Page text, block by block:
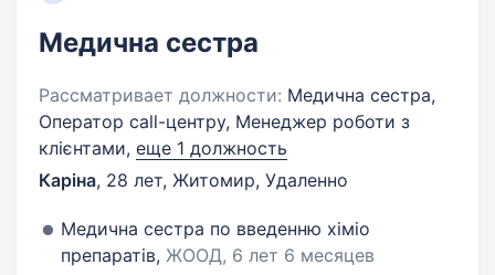
Медична сестра
Рассматривает должности: Медична сестра,
Оператор call-центру, Менеджер роботи з
клієнтами, еще 1 должность
Каріна, 28 лет, Житомир, Удаленно
Медична сестра по введенню хіміо
препаратів, ЖООД, 6 лет 6 месяцев